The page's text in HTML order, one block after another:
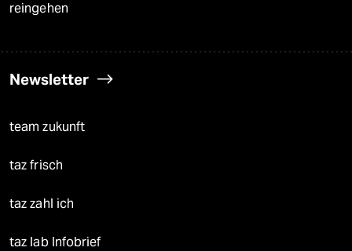
reingehen
Newsletter
team zukunft
taz frisch
taz zahl ich
taz lab Infobrief